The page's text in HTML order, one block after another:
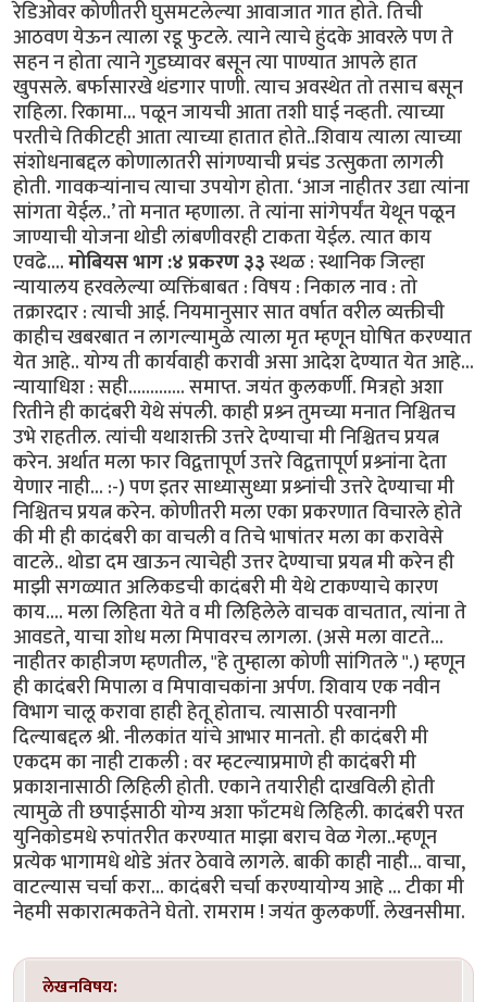
रेडिओवर कोणीतरी घुसमटलेल्या आवाजात गात होते. तिची
आठवण येऊन त्याला रडू फुटले. त्याने त्याचे हुंदके आवरले पण ते
सहन न होता त्याने गुडघ्यावर बसून त्या पाण्यात आपले हात
खुपसले. बर्फासारखे थंडगार पाणी. त्याच अवस्थेत तो तसाच बसून
राहिला. रिकामा... पळून जायची आता तशी घाई नव्हती. त्याच्या
परतीचे तिकीटही आता त्याच्या हातात होते..शिवाय त्याला त्याच्या
संशोधनाबद्दल कोणालातरी सांगण्याची प्रचंड उत्सुकता लागली
होती. गावकर्‍यांनाच त्याचा उपयोग होता. ‘आज नाहीतर उद्या त्यांना
सांगता येईल..’ तो मनात म्हणाला. ते त्यांना सांगेपर्यंत येथून पळून
जाण्याची योजना थोडी लांबणीवरही टाकता येईल. त्यात काय
एवढे....मोबियस भाग :४ प्रकरण ३३स्थळ : स्थानिक जिल्हा
न्यायालय हरवलेल्या व्यक्तिंबाबत : विषय : निकाल नाव : तो
तक्रारदार : त्याची आई. नियमानुसार सात वर्षात वरील व्यक्तीची
काहीच खबरबात न लागल्यामुळे त्याला मृत म्हणून घोषित करण्यात
येत आहे.. योग्य ती कार्यवाही करावी असा आदेश देण्यात येत आहे...
न्यायाधिश : सही............. समाप्त. जयंत कुलकर्णी. मित्रहो अशा
रितीने ही कादंबरी येथे संपली. काही प्रश्र्न तुमच्या मनात निश्चितच
उभे राहतील. त्यांची यथाशक्ती उत्तरे देण्याचा मी निश्चितच प्रयत्न
करेन. अर्थात मला फार विद्वत्तापूर्ण उत्तरे विद्वत्तापूर्ण प्रश्र्नांना देता
येणार नाही... :-) पण इतर साध्यासुध्या प्रश्र्नांची उत्तरे देण्याचा मी
निश्चितच प्रयत्न करेन. कोणीतरी मला एका प्रकरणात विचारले होते
की मी ही कादंबरी का वाचली व तिचे भाषांतर मला का करावेसे
वाटले.. थोडा दम खाऊन त्याचेही उत्तर देण्याचा प्रयत्न मी करेन ही
माझी सगळ्यात अलिकडची कादंबरी मी येथे टाकण्याचे कारण
काय.... मला लिहिता येते व मी लिहिलेले वाचक वाचतात, त्यांना ते
आवडते, याचा शोध मला मिपावरच लागला. (असे मला वाटते...
नाहीतर काहीजण म्हणतील, "हे तुम्हाला कोणी सांगितले ''.) म्हणून
ही कादंबरी मिपाला व मिपावाचकांना अर्पण. शिवाय एक नवीन
विभाग चालू करावा हाही हेतू होताच. त्यासाठी परवानगी
दिल्याबद्दल श्री. नीलकांत यांचे आभार मानतो. ही कादंबरी मी
एकदम का नाही टाकली : वर म्हटल्याप्रमाणे ही कादंबरी मी
प्रकाशनासाठी लिहिली होती. एकाने तयारीही दाखविली होती
त्यामुळे ती छपाईसाठी योग्य अशा फाँटमधे लिहिली. कादंबरी परत
युनिकोडमधे रुपांतरीत करण्यात माझा बराच वेळ गेला..म्हणून
प्रत्येक भागामधे थोडे अंतर ठेवावे लागले. बाकी काही नाही... वाचा,
वाटल्यास चर्चा करा... कादंबरी चर्चा करण्यायोग्य आहे ... टीका मी
नेहमी सकारात्मकतेने घेतो. रामराम ! जयंत कुलकर्णी. लेखनसीमा.
लेखनविषय: